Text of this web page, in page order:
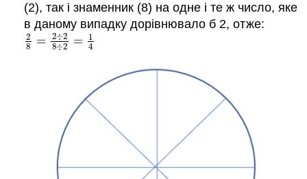
(2), так і знаменник (8) на одне і те ж число, яке
в даному випадку дорівнювало б 2, отже:
2
8
= 2÷2
8÷2 =
1
4
28= 2÷28 ÷2 =